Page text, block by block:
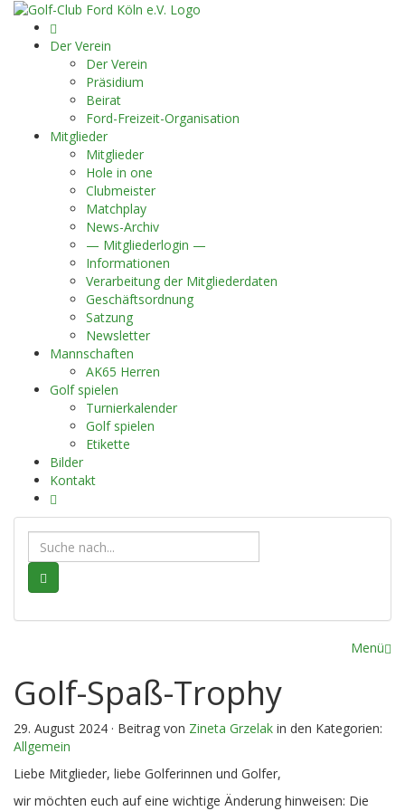
Der Verein
Der Verein
Präsidium
Beirat
Ford-Freizeit-Organisation
Mitglieder
Mitglieder
Hole in one
Clubmeister
Matchplay
News-Archiv
— Mitgliederlogin —
Informationen
Verarbeitung der Mitgliederdaten
Geschäftsordnung
Satzung
Newsletter
Mannschaften
AK65 Herren
Golf spielen
Turnierkalender
Golf spielen
Etikette
Bilder
Kontakt
Menü
Golf-Spaß-Trophy
29. August 2024 · Beitrag von Zineta Grzelak in den Kategorien:
Allgemein
Liebe Mitglieder, liebe Golferinnen und Golfer,
wir möchten euch auf eine wichtige Änderung hinweisen: Die